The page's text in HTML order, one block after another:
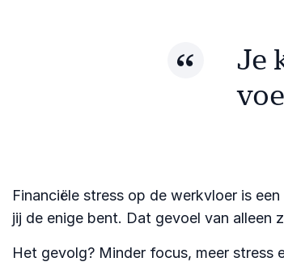
Je
Financiële stress op de werkvloer is
jij de enige bent. Dat gevoel van alleen
Het gevolg? Minder focus, meer stress